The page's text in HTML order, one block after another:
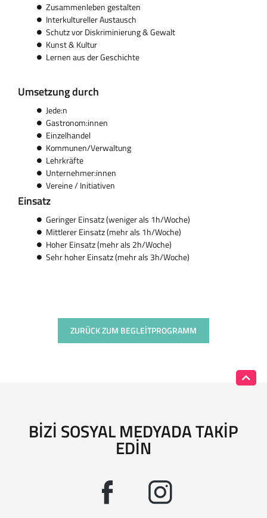
Zusammenleben gestalten
Interkultureller Austausch
Schutz vor Diskriminierung & Gewalt
Kunst & Kultur
Lernen aus der Geschichte
Umsetzung durch
Jede:n
Gastronom:innen
Einzelhandel
Kommunen/Verwaltung
Lehrkräfte
Unternehmer:innen
Vereine / Initiativen
Einsatz
Geringer Einsatz (weniger als 1h/Woche)
Mittlerer Einsatz (mehr als 1h/Woche)
Hoher Einsatz (mehr als 2h/Woche)
Sehr hoher Einsatz (mehr als 3h/Woche)
ZURÜCK ZUM BEGLEITPROGRAMM
BIZI SOSYAL MEDYADA TAKIP
EDIN